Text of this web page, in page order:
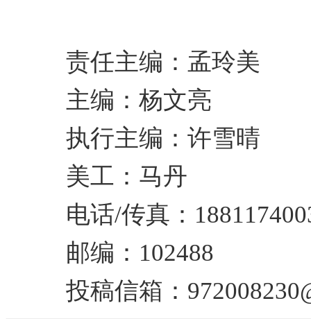
责任主编：孟玲美
主编：杨文亮
执行主编：许雪晴
美工：马丹
电话/传真：
邮编：102488
投稿信箱：